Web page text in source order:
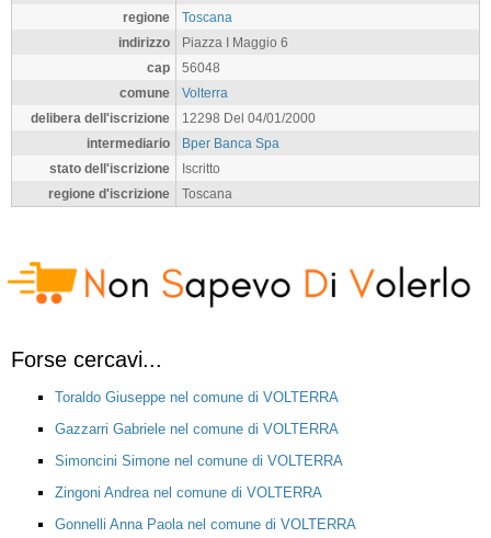
regione
Toscana
indirizzo
Piazza I Maggio 6
cap
56048
comune
Volterra
delibera dell'iscrizione
12298 Del 04/01/2000
intermediario
Bper Banca Spa
stato dell'iscrizione
Iscritto
regione d'iscrizione
Toscana
Forse cercavi...
Toraldo Giuseppe nel comune di VOLTERRA
Gazzarri Gabriele nel comune di VOLTERRA
Simoncini Simone nel comune di VOLTERRA
Zingoni Andrea nel comune di VOLTERRA
Gonnelli Anna Paola nel comune di VOLTERRA